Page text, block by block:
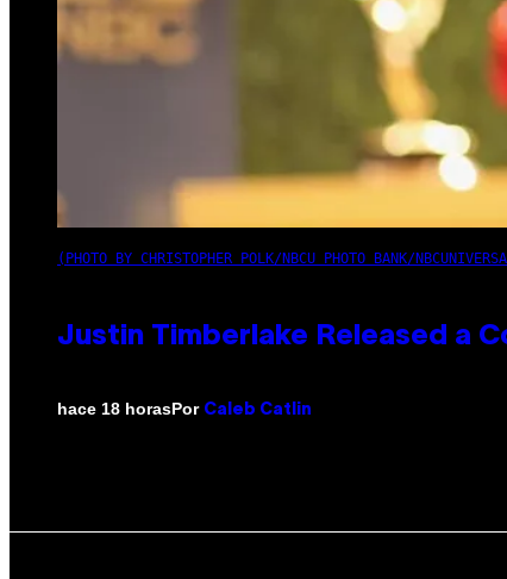
(PHOTO BY CHRISTOPHER POLK/NBCU PHOTO BANK/
Justin Timberlake Released a
hace 18 horasPor Caleb Catlin